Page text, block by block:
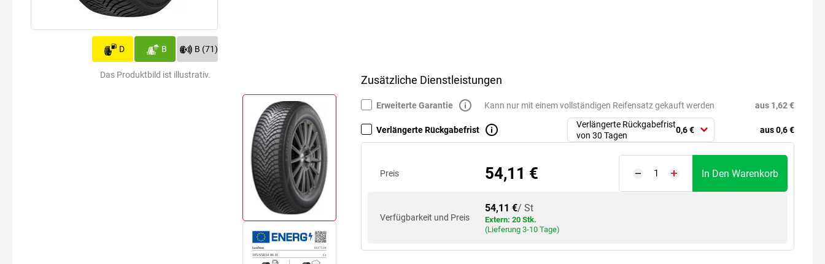
D B B (71)
Das Produktbild ist illustrativ. Zusätzliche Dienstleistungen
Erweiterte Garantie Kann nur mit einem vollständigen Reifensatz gekauft werden aus 1,62 €
Verlängerte Rückgabefrist
Verlängerte Rückgabefrist
von 30 Tagen
0,6 € aus 0,6 €
Preis 54,11 € In Den Warenkorb
Verfügbarkeit und Preis
54,11 €/ St
Extern: 20 Stk.
(Lieferung 3-10 Tage)